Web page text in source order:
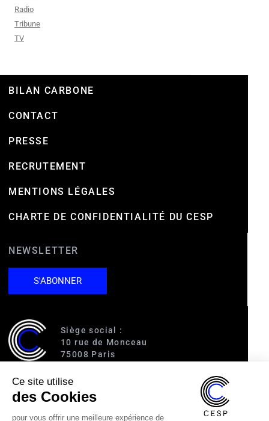
Radio
Tribune
TV
BILAN CARBONE
CONTACT
PRESSE
RECRUTEMENT
MENTIONS LÉGALES
CHARTE DE CONFIDENTIALITÉ DU CESP
NEWSLETTER
S'ABONNER
Siège social :
10 rue de Monceau
75008 Paris
Accès :
RER A (Charles de Gaulle-Étoile)
Ligne 1 (George V)
Ce site utilise
des Cookies
pour vous offrir une meilleure expérience de